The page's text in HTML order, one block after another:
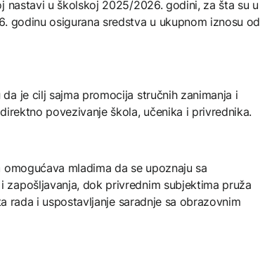
nastavi u školskoj 2025/2026. godini, za šta su u
godinu osigurana sredstva u ukupnom iznosu od
je cilj sajma promocija stručnih zanimanja i
povezivanje škola, učenika i privrednika.
mladima da se upoznaju sa
dok privrednim subjektima pruža
rada i uspostavljanje saradnje sa obrazovnim